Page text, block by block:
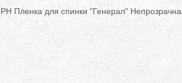
Пленка для спинки "Генерал"